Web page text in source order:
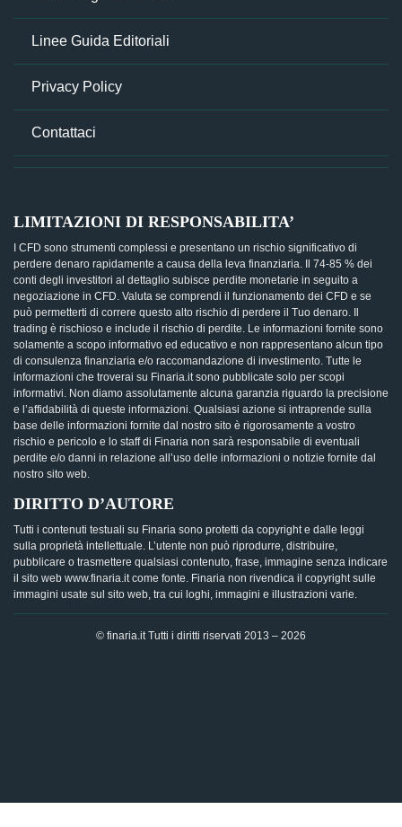
Linee Guida Editoriali
Privacy Policy
Contattaci
LIMITAZIONI DI RESPONSABILITA’
I CFD sono strumenti complessi e presentano un rischio significativo di
perdere denaro rapidamente a causa della leva finanziaria. Il 74-85 % dei
conti degli investitori al dettaglio subisce perdite monetarie in seguito a
negoziazione in CFD. Valuta se comprendi il funzionamento dei CFD e se
può permetterti di correre questo alto rischio di perdere il Tuo denaro. Il
trading è rischioso e include il rischio di perdite. Le informazioni fornite sono
solamente a scopo informativo ed educativo e non rappresentano alcun tipo
di consulenza finanziaria e/o raccomandazione di investimento. Tutte le
informazioni che troverai su Finaria.it sono pubblicate solo per scopi
informativi. Non diamo assolutamente alcuna garanzia riguardo la precisione
e l’affidabilità di queste informazioni. Qualsiasi azione si intraprende sulla
base delle informazioni fornite dal nostro sito è rigorosamente a vostro
rischio e pericolo e lo staff di Finaria non sarà responsabile di eventuali
perdite e/o danni in relazione all’uso delle informazioni o notizie fornite dal
nostro sito web.
DIRITTO D’AUTORE
Tutti i contenuti testuali su Finaria sono protetti da copyright e dalle leggi
sulla proprietà intellettuale. L’utente non può riprodurre, distribuire,
pubblicare o trasmettere qualsiasi contenuto, frase, immagine senza indicare
il sito web www.finaria.it come fonte. Finaria non rivendica il copyright sulle
immagini usate sul sito web, tra cui loghi, immagini e illustrazioni varie.
© finaria.it Tutti i diritti riservati 2013 – 2026